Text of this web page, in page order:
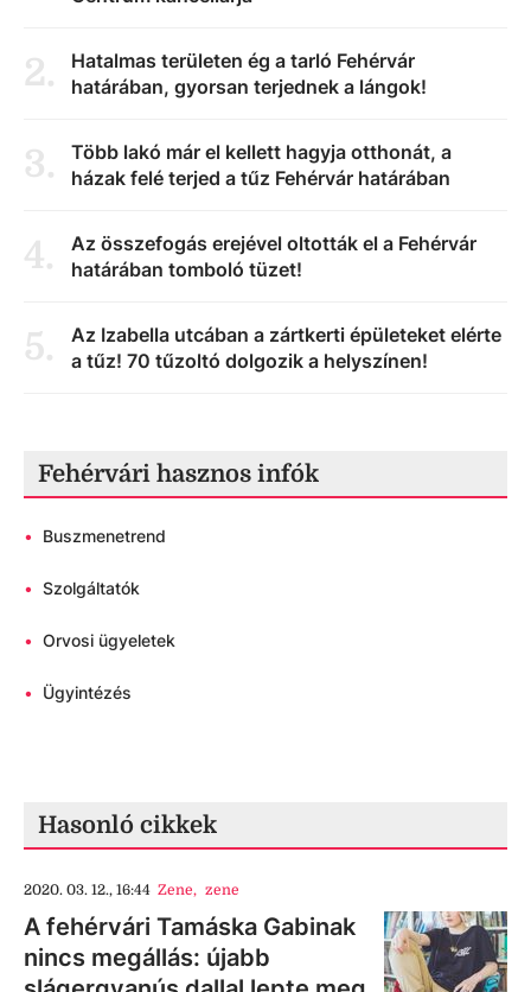
2.
Hatalmas területen ég a tarló Fehérvár
határában, gyorsan terjednek a lángok!
3.
Több lakó már el kellett hagyja otthonát, a
házak felé terjed a tűz Fehérvár határában
4.
Az összefogás erejével oltották el a Fehérvár
határában tomboló tüzet!
5.
Az Izabella utcában a zártkerti épületeket elérte
a tűz! 70 tűzoltó dolgozik a helyszínen!
Fehérvári hasznos infók
• Buszmenetrend
• Szolgáltatók
• Orvosi ügyeletek
• Ügyintézés
Hasonló cikkek
2020. 03. 12., 16:44 Zene, zene
A fehérvári Tamáska Gabinak
nincs megállás: újabb